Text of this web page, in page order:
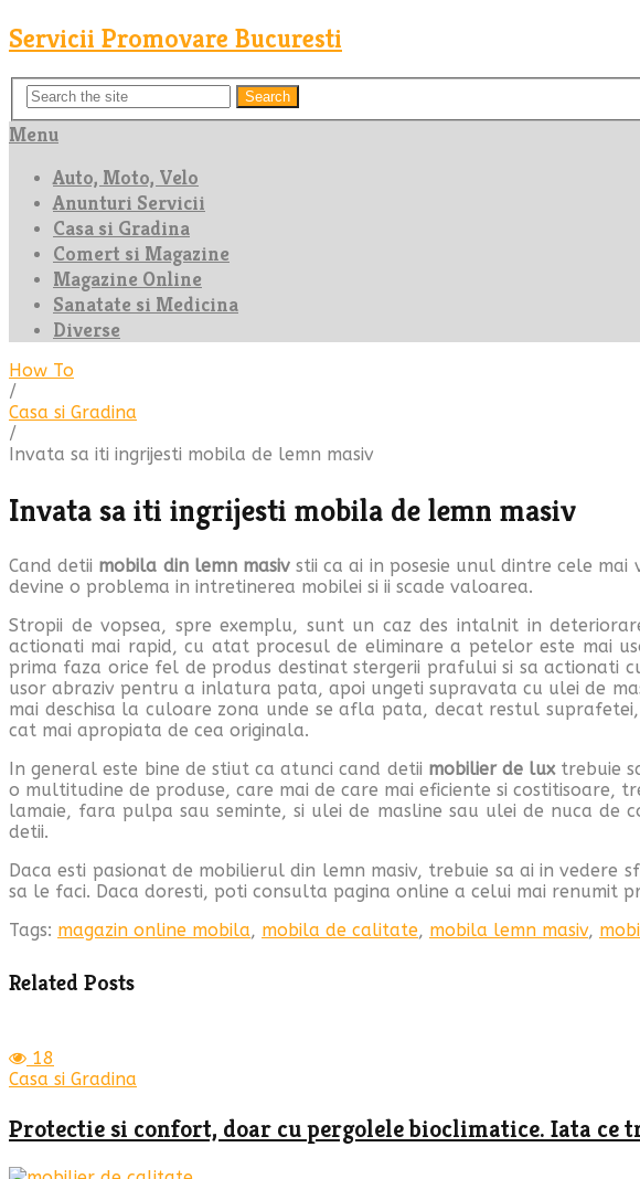
Servicii Promovare Bucuresti
Search
Menu
Auto, Moto, Velo
Anunturi Servicii
Casa si Gradina
Comert si Magazine
Magazine Online
Sanatate si Medicina
Diverse
How To
/
Casa si Gradina
/
Invata sa iti ingrijesti mobila de lemn masiv
Invata sa iti ingrijesti mobila de lemn masiv
Cand detii mobila din lemn masivstii ca ai in posesie unul dintre cele
devine o problema in intretinerea mobilei si ii scade valoarea.
Stropii de vopsea, spre exemplu, sunt un caz des intalnit in
actionati mai rapid, cu atat procesul de eliminare a petelor este mai
prima faza orice fel de produs destinat stergerii prafului si sa actionati
usor abraziv pentru a inlatura pata, apoi ungeti supravata cu ulei de
mai deschisa la culoare zona unde se afla pata, decat restul
cat mai apropiata de cea originala.
In general este bine de stiut ca atunci cand detii mobilier de luxtrebuie
o multitudine de produse, care mai de care mai eficiente si costitisoare,
lamaie, fara pulpa sau seminte, si ulei de masline sau ulei de nuca
detii.
Daca esti pasionat de mobilierul din lemn masiv, trebuie sa ai in
sa le faci. Daca doresti, poti consulta pagina online a celui mai renumit
Tags: magazin online mobila, mobila de calitate, mobila lemn masiv,
Related Posts
18
Casa si Gradina
Protectie si confort, doar cu pergolele bioclimatice. Iata ce